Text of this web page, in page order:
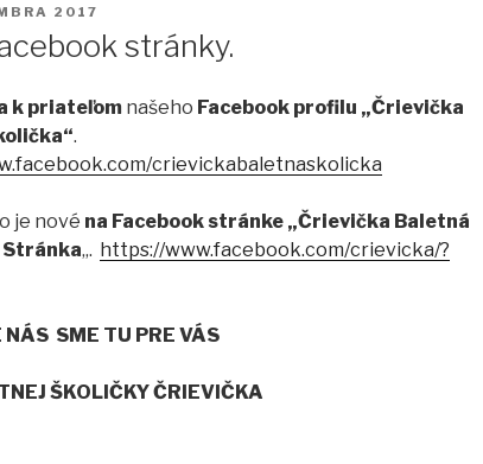
2017
stránky.
k priateľom našeho Facebook profilu „Črievička
.
crievickabaletnaskolicka
je nové na Facebook stránke „Črievička Baletná
Stránka„. https://www.facebook.com/crievicka/?
NÁS SME TU PRE VÁS
ŠKOLIČKY ČRIEVIČKA